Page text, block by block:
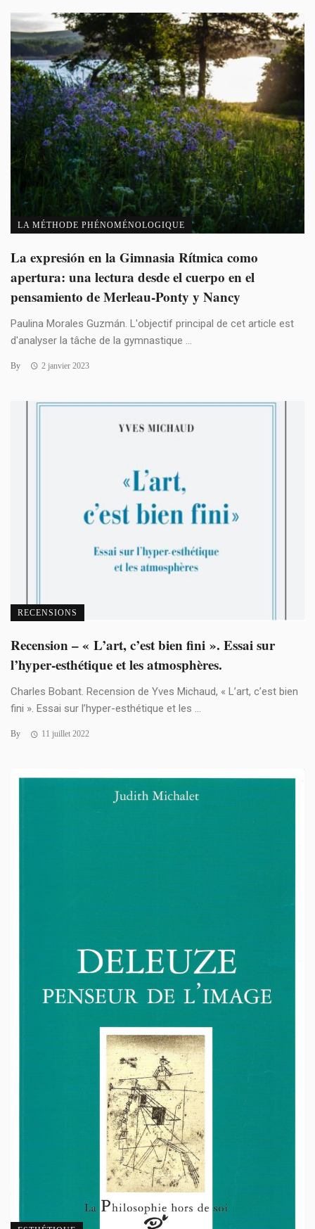
LA MÉTHODE PHÉNOMÉNOLOGIQUE
La expresión en la Gimnasia Rítmica como
apertura: una lectura desde el cuerpo en el
pensamiento de Merleau-Ponty y Nancy
Paulina Morales Guzmán. L'objectif principal de cet article est
d'analyser la tâche de la gymnastique ...
By 2 janvier 2023
RECENSIONS
Recension – « L’art, c’est bien fini ». Essai sur
l’hyper-esthétique et les atmosphères.
Charles Bobant. Recension de Yves Michaud, « L’art, c’est bien
fini ». Essai sur l’hyper-esthétique et les ...
By 11 juillet 2022